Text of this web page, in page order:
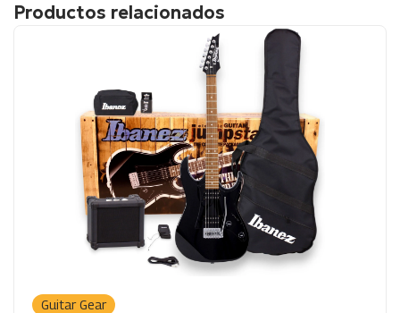
Productos relacionados
Guitar Gear